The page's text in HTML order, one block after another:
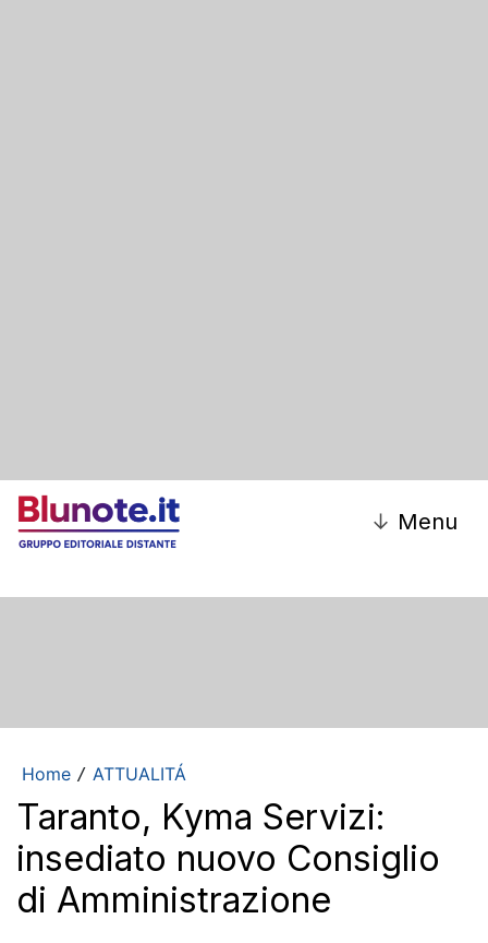
↓ Menu
Home / ATTUALITÁ
Taranto, Kyma Servizi:
insediato nuovo Consiglio
di Amministrazione